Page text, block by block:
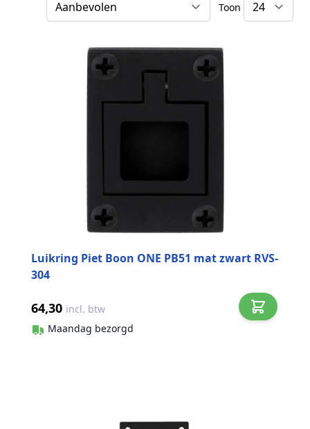
Sorteer op
Toon
Luikring Piet Boon ONE PB51 mat zwart RVS-
304
64,30 incl. btw
Maandag bezorgd